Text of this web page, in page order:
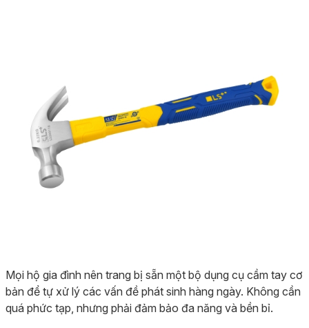
Mọi hộ gia đình nên trang bị sẵn một bộ dụng cụ cầm tay cơ
bản để tự xử lý các vấn đề phát sinh hàng ngày. Không cần
quá phức tạp, nhưng phải đảm bảo đa năng và bền bỉ.